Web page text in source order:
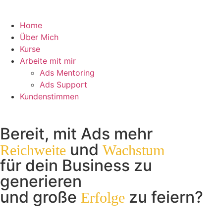
Home
Über Mich
Kurse
Arbeite mit mir
Ads Mentoring
Ads Support
Kundenstimmen
Bereit, mit Ads mehr
Reichweite und Wachstum
für dein Business zu
generieren
und große Erfolge zu feiern?